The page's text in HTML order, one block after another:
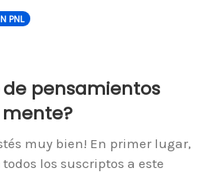
PNL
pensamientos
muy bien! En primer lugar,
los suscriptos a este